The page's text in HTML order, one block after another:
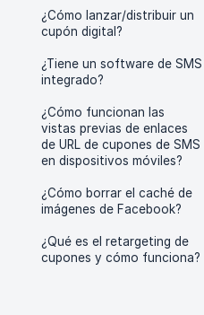
¿Cómo lanzar/distribuir un
cupón digital?
¿Tiene un software de SMS
integrado?
¿Cómo funcionan las
vistas previas de enlaces
de URL de cupones de SMS
en dispositivos móviles?
¿Cómo borrar el caché de
imágenes de Facebook?
¿Qué es el retargeting de
cupones y cómo funciona?